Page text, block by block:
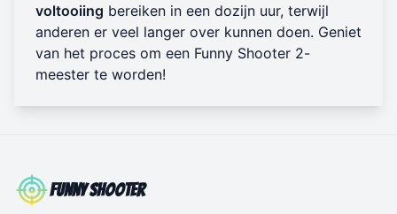
voltooiing bereiken in een dozijn uur, terwijl
anderen er veel langer over kunnen doen. Geniet
van het proces om een Funny Shooter 2-
meester te worden!
Funny Shooter